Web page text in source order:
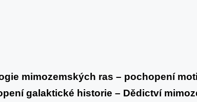
mimozemských ras – pochopení
galaktické historie – Dědictví